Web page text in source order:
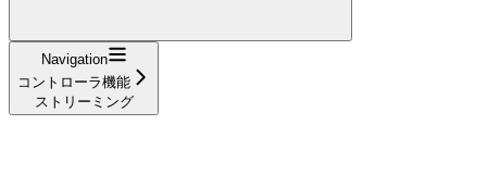
Navigation
コントローラ機能
ストリーミング